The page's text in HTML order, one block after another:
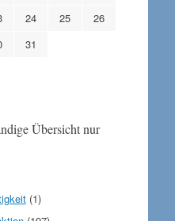
24 25
26
31
Übersicht nur
(1)